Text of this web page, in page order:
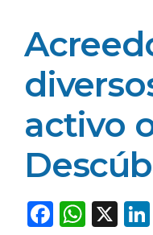
activo
F
W X